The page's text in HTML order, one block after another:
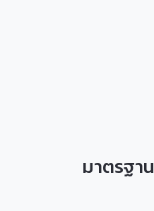
มาตรฐาน